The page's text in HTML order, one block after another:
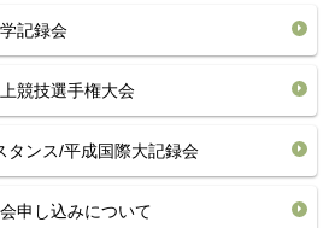
記録会
競技選手権大会
タンス/平成国際大記録会
申し込みについて